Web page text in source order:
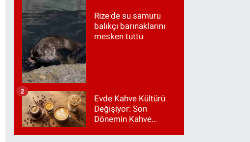
Rize'de su samuru
balıkçı barınaklarını
mesken tuttu
Evde Kahve Kültürü
Değişiyor: Son
Dönemin Kahve
2